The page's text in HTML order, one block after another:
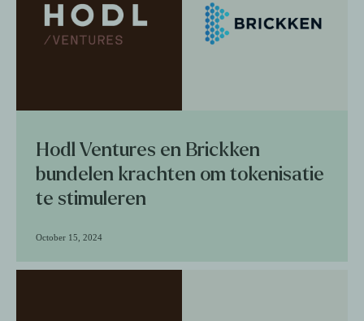
Hodl Ventures en Brickken
bundelen krachten om tokenisatie
te stimuleren
October 15, 2024